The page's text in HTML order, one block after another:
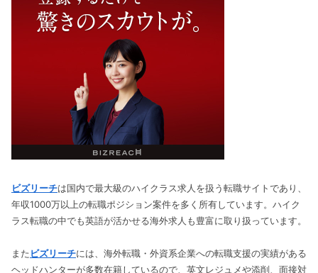
ビズリーチは国内で最大級のハイクラス求人を扱う転職サイトであり、
年収1000万以上の転職ポジション案件を多く所有しています。ハイク
ラス転職の中でも英語が活かせる海外求人も豊富に取り扱っています。
またビズリーチには、海外転職・外資系企業への転職支援の実績がある
ヘッドハンターが多数在籍しているので、英文レジュメや添削、面接対